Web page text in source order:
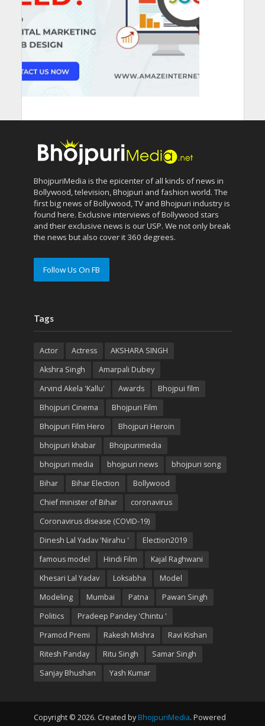
BhojpuriMedia is the epicenter of all kinds of news in
Bollywood, television, Bhojpuri and fashion world. The
first big news of Bollywood, TV and Bhojpuri industry is
found here. Exclusive interviews of Bollywood stars
and their exclusive news is our USP. We not only break
the news but also cover it 360 degrees.
Follow Us On FB
Tags
Actor Actress
AKSHARA SINGH
Akshra Singh
Amarpali Dubey
Arvind Akela 'Kallu'
Awards
Bhojpui film
Bhojpuri Cinema
Bhojpuri Film
Bhojpuri Film Hero
Bhojpuri Heroin
bhojpuri khabar
Bhojpurimedia
bhojpuri media
bhojpuri news
bhojpuri song
Bihar
Bihar Election
Bollywood
Chief minister of Bihar
coronavirus
Coronavirus disease (COVID-19)
Dinesh Lal Yadav 'Nirahu '
Election2019
famous model
Hindi Film
Kajal Raghwani
Khesari Lal Yadav
Loksabha
Model
Modeling
Mumbai Patna
Pawan Singh
Politics
Pradeep Pandey 'Chintu '
Pramod Premi
Rakesh Mishra
Ravi Kishan
Ritesh Panday
Ritu Singh
Samar Singh
Sanjay Bhushan
Yash Kumar
Copyright © 2026. Created by BhojpuriMedia. Powered